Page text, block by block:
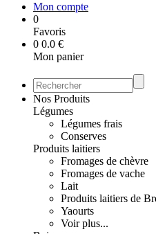
Mon compte
0
Favoris
0 0.0 €
Mon panier
Nos Produits
Légumes
Légumes frais
Conserves
Produits laitiers
Fromages de chèvre
Fromages de vache
Lait
Produits laitiers de
Yaourts
Voir plus...